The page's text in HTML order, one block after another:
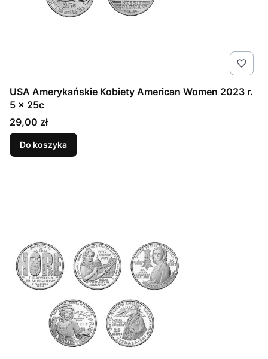
USA Amerykańskie Kobiety American Women 2023 r.
5 x 25c
Cena
29,00 zł
Do koszyka